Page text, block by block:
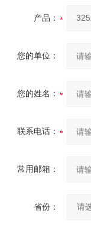
产品：
您的单位：
您的姓名：
联系电话：
常用邮箱：
省份：